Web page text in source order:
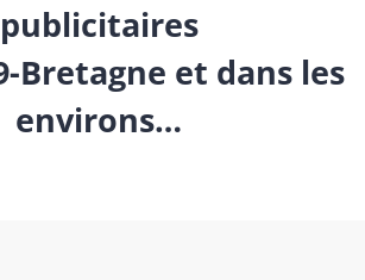
publicitaires
Bretagne et dans les
environs…